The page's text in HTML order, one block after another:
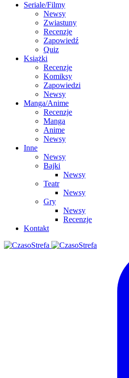
Seriale/Filmy
Newsy
Zwiastuny
Recenzje
Zapowiedź
Quiz
Książki
Recenzje
Komiksy
Zapowiedzi
Newsy
Manga/Anime
Recenzje
Manga
Anime
Newsy
Inne
Newsy
Bajki
Newsy
Teatr
Newsy
Gry
Newsy
Recenzje
Kontakt